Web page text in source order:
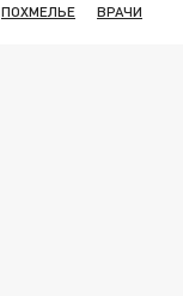
ПОХМЕЛЬЕ ВРАЧИ